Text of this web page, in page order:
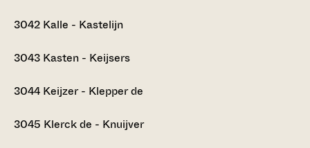
3042 Kalle - Kastelijn
3043 Kasten - Keijsers
3044 Keijzer - Klepper de
3045 Klerck de - Knuijver